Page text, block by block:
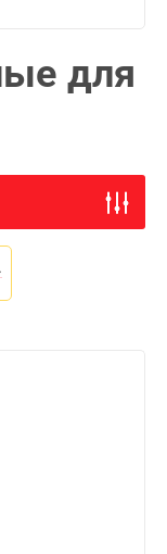
для